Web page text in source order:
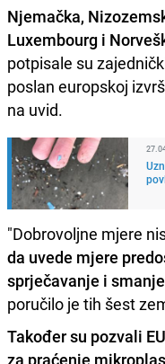
Njemačka,
Luxembourg i
potpisale su
poslan europskoj
na uvid.
"Dobrovoljne mjere
da uvede mjere
sprječavanje i
poručilo je tih šest
Također su pozvali
za praćenje